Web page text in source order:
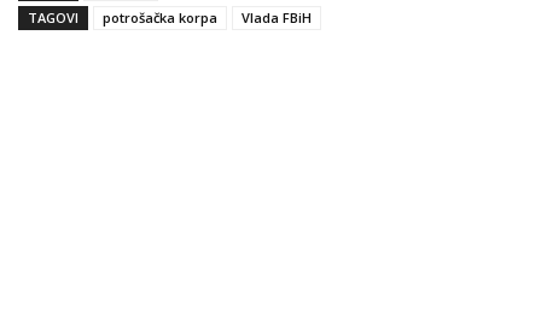
TAGOVI
potrošačka korpa Vlada FBiH